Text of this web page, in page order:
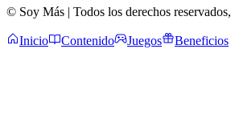
© Soy Más | Todos los derechos reservados,
Inicio Contenido Juegos Beneficios